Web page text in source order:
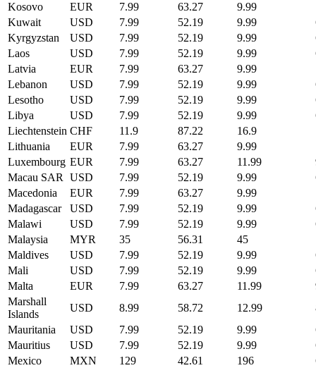
Kosovo
EUR 7.99 63.27 9.99
Kuwait
USD 7.99 52.19 9.99
Kyrgyzstan
USD 7.99 52.19 9.99
Laos
USD 7.99 52.19 9.99
Latvia
EUR 7.99 63.27 9.99
Lebanon
USD 7.99 52.19 9.99
Lesotho
USD 7.99 52.19 9.99
Libya
USD 7.99 52.19 9.99
Liechtenstein CHF 11.9 87.22 16.9
Lithuania
EUR 7.99 63.27 9.99
Luxembourg EUR 7.99 63.27 11.99
Macau SAR
USD 7.99 52.19 9.99
Macedonia
EUR 7.99 63.27 9.99
Madagascar
USD 7.99 52.19 9.99
Malawi
USD 7.99 52.19 9.99
Malaysia
MYR 35 56.31 45
Maldives
USD 7.99 52.19 9.99
Mali
USD 7.99 52.19 9.99
Malta
EUR 7.99 63.27 11.99
Marshall
Islands
USD 8.99 58.72 12.99
Mauritania
USD 7.99 52.19 9.99
Mauritius
USD 7.99 52.19 9.99
Mexico
MXN 129 42.61 196